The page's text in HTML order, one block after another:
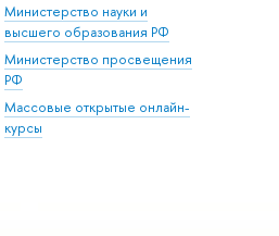
Министерство науки и
высшего образования РФ
Министерство просвещения
РФ
Массовые открытые онлайн-
курсы